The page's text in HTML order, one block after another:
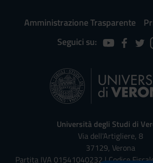
Amministrazione Trasparente
Seguici su:
Università degli Studi di
Via dell'Artigliere, 8
37129, Verona
Partita IVA 01541040232 | Codice